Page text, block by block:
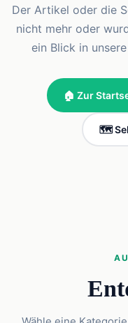
Der Artikel oder die
nicht mehr oder
ein Blick in
🏠 Zur
🗺️